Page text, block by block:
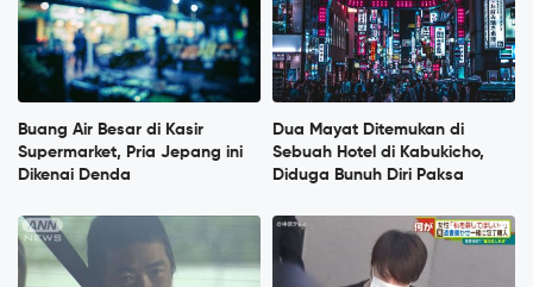
Buang Air Besar di Kasir
Supermarket, Pria Jepang ini
Dikenai Denda
Dua Mayat Ditemukan di
Sebuah Hotel di Kabukicho,
Diduga Bunuh Diri Paksa